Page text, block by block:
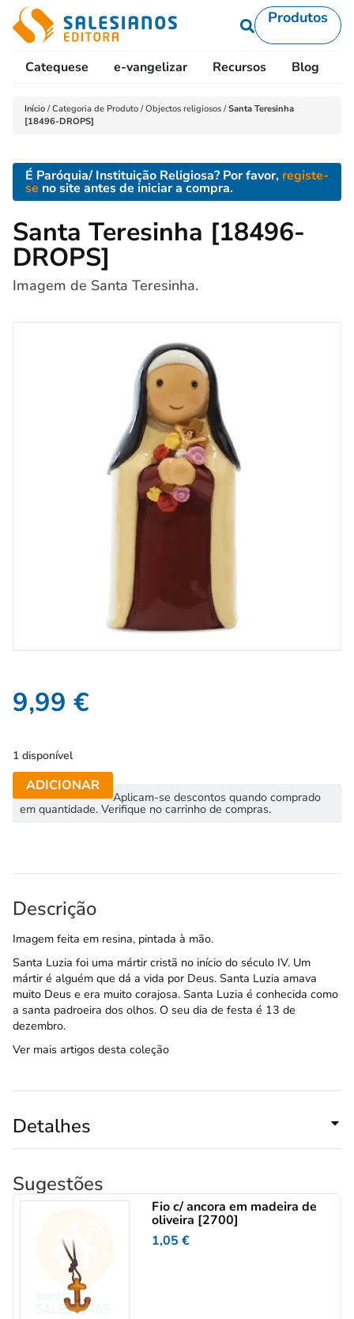
Produtos
Catequese e-vangelizar Recursos Blog
Início /Categoria de Produto /Objectos religiosos /Santa Teresinha
[18496-DROPS]
É Paróquia/ Instituição Religiosa? Por favor, registe-
se no site antes de iniciar a compra.
Santa Teresinha [18496-
DROPS]
Imagem de Santa Teresinha.
9,99 €
1 disponível
ADICIONAR
Aplicam-se descontos quando comprado
em quantidade. Verifique no carrinho de compras.
Descrição
Imagem feita em resina, pintada à mão.
Santa Luzia foi uma mártir cristã no início do século IV. Um
mártir é alguém que dá a vida por Deus. Santa Luzia amava
muito Deus e era muito corajosa. Santa Luzia é conhecida como
a santa padroeira dos olhos. O seu dia de festa é 13 de
dezembro.
Ver mais artigos desta coleção
Detalhes
Sugestões
Fio c/ ancora em madeira de
oliveira [2700]
1,05€